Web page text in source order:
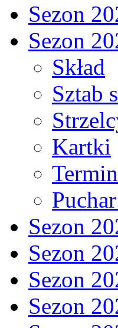
Sezon
Sezon
Skład
Sztab
Kartki
Sezon
Sezon
Sezon
Sezon